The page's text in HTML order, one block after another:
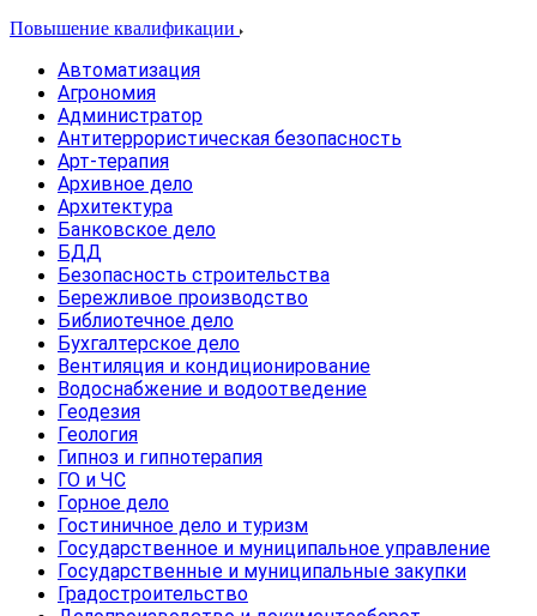
Повышение квалификации
Автоматизация
Агрономия
Администратор
Антитеррористическая безопасность
Арт-терапия
Архивное дело
Архитектура
Банковское дело
БДД
Безопасность строительства
Бережливое производство
Библиотечное дело
Бухгалтерское дело
Вентиляция и кондиционирование
Водоснабжение и водоотведение
Геодезия
Геология
Гипноз и гипнотерапия
ГО и ЧС
Горное дело
Гостиничное дело и туризм
Государственное и муниципальное управление
Государственные и муниципальные закупки
Градостроительство